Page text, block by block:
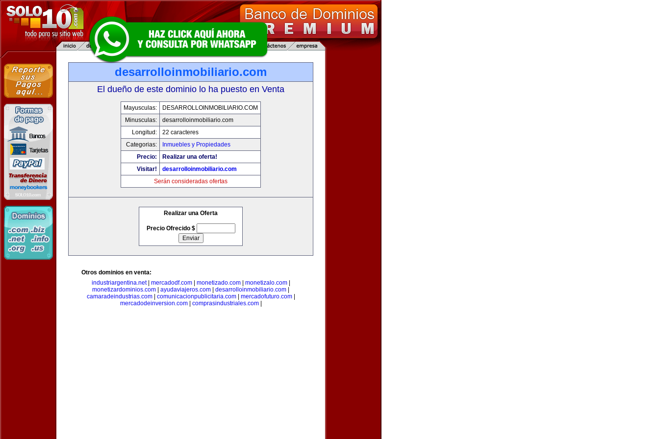
desarrolloinmobiliario.com
El dueño de este dominio lo ha puesto en Venta
Mayusculas:
DESARROLLOINMOBILIARIO.COM
Minusculas:
desarrolloinmobiliario.com
Longitud:
22 caracteres
Categorias:
Inmuebles y Propiedades
Precio:
Realizar una oferta!
Visitar!
desarrolloinmobiliario.com
Serán consideradas ofertas
Realizar una Oferta
Precio Ofrecido $
Otros dominios en venta:
industriargentina.net| mercadodf.com| monetizado.com| monetizalo.com|
monetizardominios.com
ayudaviajeros.com desarrolloinmobiliario.com
camaradeindustrias.com| comunicacionpublicitaria.com| mercadofuturo.com|
mercadodeinversion.com| comprasindustriales.com|